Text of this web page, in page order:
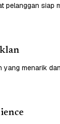
pelanggan siap
yang menarik